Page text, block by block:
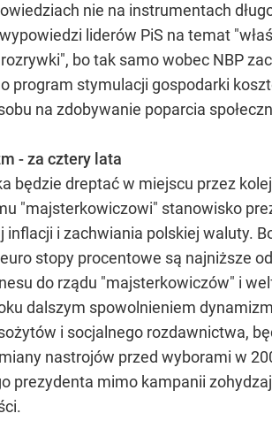
nie na instrumentach
liderów PiS na temat
bo tak samo wobec NBP
program stymulacji gospodarki
na zdobywanie poparcia
- za cztery lata
będzie dreptać w miejscu przez
"majsterkowiczowi" stanowisko
inflacji i zachwiania polskiej waluty.
stopy procentowe są najniższe
do rządu "majsterkowiczów" i
dalszym spowolnieniem
i socjalnego rozdawnictwa,
nastrojów przed wyborami w
prezydenta mimo kampanii